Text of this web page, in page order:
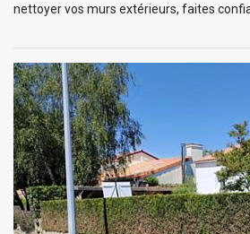
nettoyer vos murs extérieurs, faites